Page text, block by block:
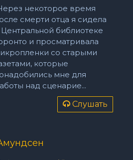
некоторое время
смерти отца я сидела
Центральной библиотеке
и просматривала
со старыми
которые
мне для
над сценарие...
Слушать